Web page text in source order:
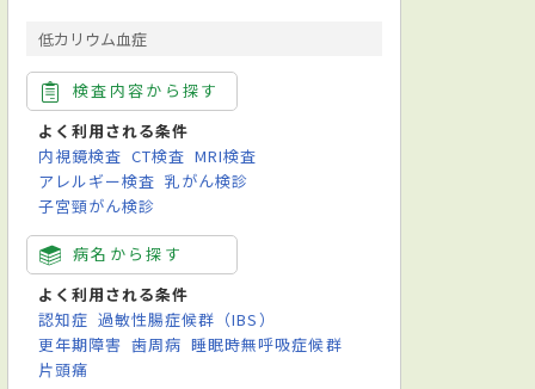
低カリウム血症
検査内容から探す
よく利用される条件
内視鏡検査 CT検査 MRI検査
アレルギー検査 乳がん検診
子宮頸がん検診
病名から探す
よく利用される条件
認知症 過敏性腸症候群（IBS）
更年期障害 歯周病 睡眠時無呼吸症候群
片頭痛